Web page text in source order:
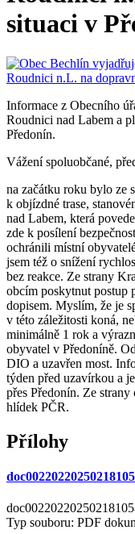
situaci v
Informace z Obecního
Roudnici nad Labem a
Předonín.
Vážení spoluobčané,
na začátku roku bylo ze
k objízdné trase,
nad Labem, která
zde k posílení
ochránili místní
jsem též o snížení
bez reakce. Ze strany
obcím poskytnut postup
dopisem. Myslím, že je
v této záležitosti koná,
minimálně 1 rok a
obyvatel v Předoníně.
DIO a uzavřen most.
týden před uzavírkou a
přes Předonín. Ze
hlídek PČR.
Přílohy
Typ souboru: PDF